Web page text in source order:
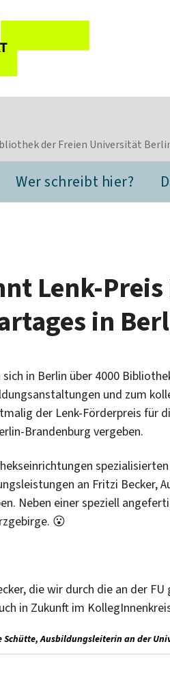
der Freien Universität
Wer schreibt hier?
Lenk-
in
in Berlin über 4000
und zum
der Lenk-Förderpreis für
Brandenburg vergeben.
an Fritzi Becker,
Neben einer speziell
😮
die wir durch die an der
in Zukunft im
Schütte, Ausbildungsleiterin an der